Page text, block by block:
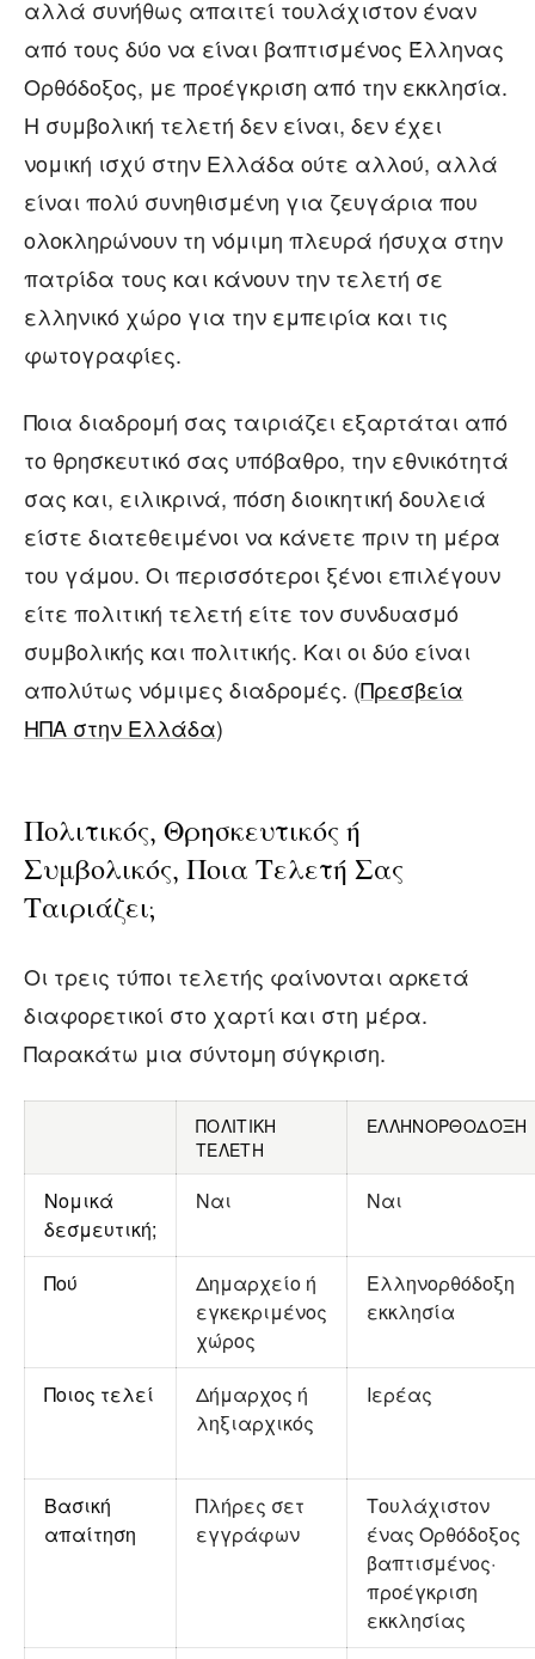
αλλά συνήθως απαιτεί τουλάχιστον έναν
από τους δύο να είναι βαπτισμένος Έλληνας
Ορθόδοξος, με προέγκριση από την εκκλησία.
Η συμβολική τελετή δεν είναι, δεν έχει
νομική ισχύ στην Ελλάδα ούτε αλλού, αλλά
είναι πολύ συνηθισμένη για ζευγάρια που
ολοκληρώνουν τη νόμιμη πλευρά ήσυχα στην
πατρίδα τους και κάνουν την τελετή σε
ελληνικό χώρο για την εμπειρία και τις
φωτογραφίες.
Ποια διαδρομή σας ταιριάζει εξαρτάται από
το θρησκευτικό σας υπόβαθρο, την εθνικότητά
σας και, ειλικρινά, πόση διοικητική δουλειά
είστε διατεθειμένοι να κάνετε πριν τη μέρα
του γάμου. Οι περισσότεροι ξένοι επιλέγουν
είτε πολιτική τελετή είτε τον συνδυασμό
συμβολικής και πολιτικής. Και οι δύο είναι
απολύτως νόμιμες διαδρομές. (Πρεσβεία
ΗΠΑ στην Ελλάδα)
Πολιτικός, Θρησκευτικός ή
Συμβολικός, Ποια Τελετή Σας
Ταιριάζει;
Οι τρεις τύποι τελετής φαίνονται αρκετά
διαφορετικοί στο χαρτί και στη μέρα.
Παρακάτω μια σύντομη σύγκριση.
ΠΟΛΙΤΙΚΉ
ΤΕΛΕΤΉ
ΕΛΛΗΝΟΡΘΌΔΟΞΗ
Νομικά
δεσμευτική;
Ναι Ναι
Πού
Δημαρχείο ή
εγκεκριμένος
χώρος
Ελληνορθόδοξη
εκκλησία
Ποιος τελεί
Δήμαρχος ή
ληξιαρχικός
Ιερέας
Βασική
απαίτηση
Πλήρες σετ
εγγράφων
Τουλάχιστον
ένας Ορθόδοξος
βαπτισμένος·
προέγκριση
εκκλησίας